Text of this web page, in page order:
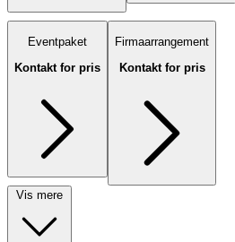
Eventpaket
Kontakt for pris
Firmaarrangement
Kontakt for pris